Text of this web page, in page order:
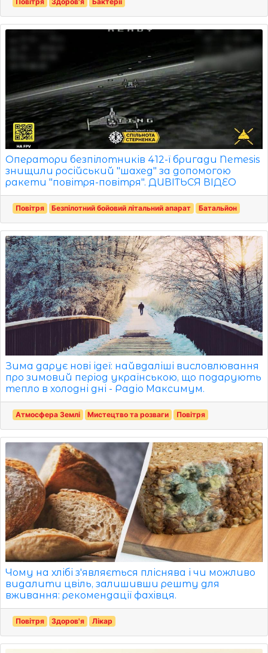
Оператори безпілотників 412-ї бригади Nemesis
знищили російський "шахед" за допомогою
ракети "повітря-повітря". ДИВІТЬСЯ ВІДЕО
Повітря Безпілотний бойовий літальний апарат Батальйон
Зима дарує нові ідеї: найвдаліші висловлювання
про зимовий період українською, що подарують
тепло в холодні дні - Радіо Максимум.
Атмосфера Землі Мистецтво та розваги Повітря
Чому на хлібі з'являється пліснява і чи можливо
видалити цвіль, залишивши решту для
вживання: рекомендації фахівця.
Повітря Здоров'я Лікар